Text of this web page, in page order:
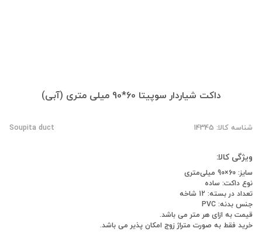
داکت شیاردار سوپیتا 60*90 میلی‌ متری (آبی)
شناسه کالا: 14345 Soupita duct
ویژگی کالا:
سایز: 60×90 میلی‌متری
نوع داکت: ساده
تعداد در بسته: 12 شاخه
جنس بدنه: PVC
قیمت به ازای هر متر می باشد.
خرید فقط به صورت متراژ زوج امکان پذیر می باشد.